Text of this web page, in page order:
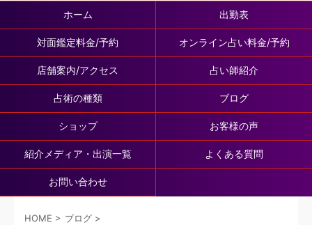
ホーム 出勤表
対面鑑定料金/予約 オンライン占い料金/予約
店舗案内/アクセス 占い師紹介
占術の種類 ブログ
ショップ お客様の声
紹介メディア・出演一覧 よくある質問
お問い合わせ
HOME > ブログ >